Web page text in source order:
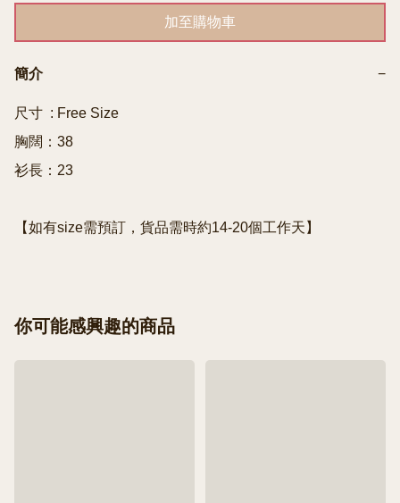
加至購物車
簡介 −
尺寸  : Free Size
胸闊：38
衫長：23
你可能感興趣的商品